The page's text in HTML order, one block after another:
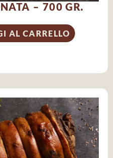
– 700 GR.
AL CARRELLO